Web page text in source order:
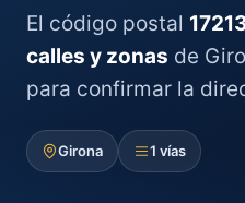
El código postal
calles y zonas de
para confirmar la
Girona 1 vías